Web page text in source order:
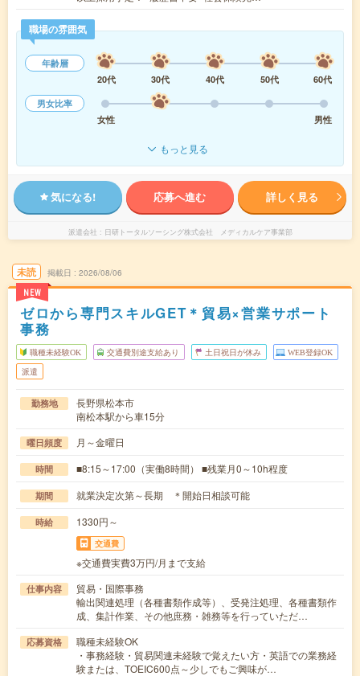
職場の雰囲気
年齢層
20代
30代 40代 50代
60代
男女比率
女性
男性
もっと見る
気になる! 応募へ進む 詳しく見る
派遣会社 日研トータルソーシング株式会社 メディカルケア事業部
未読
NEW
掲載日 2026/08/06
ゼロから専門スキルGET＊貿易×営業サポート
事務
職種未経験OK 交通費別途支給あり 土日祝日が休み WEB登録OK
派遣
勤務地
長野県松本市
南松本駅から車15分
曜日頻度 月～金曜日
時間 ■8:15～17:00（実働8時間） ■残業月0～10h程度
期間 就業決定次第～長期 ＊開始日相談可能
時給 1330円～
交通費
※交通費実費3万円/月まで支給
仕事内容
貿易・国際事務
輸出関連処理（各種書類作成等）、受発注処理、各種書類作
成、集計作業、その他庶務・雑務等を行っていただ…
応募資格
職種未経験OK
・事務経験・貿易関連未経験で覚えたい方・英語での業務経
験または、TOEIC600点～少しでもご興味が…